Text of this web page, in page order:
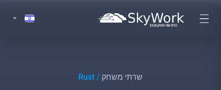
שרתי משחק / Rust